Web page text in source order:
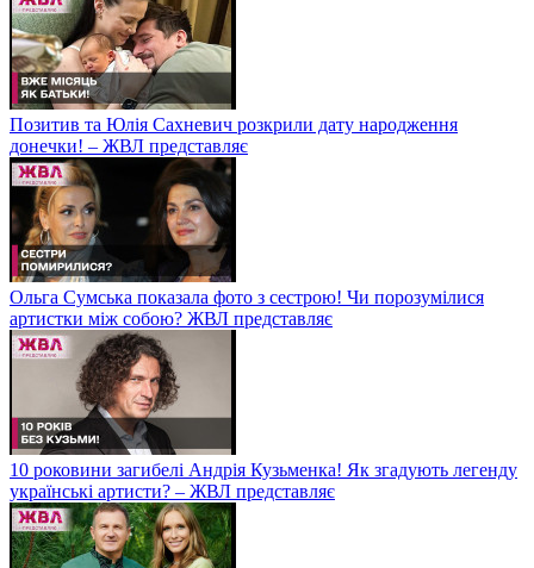
Позитив та Юлія Сахневич розкрили дату народження
донечки! – ЖВЛ представляє
Ольга Сумська показала фото з сестрою! Чи порозумілися
артистки між собою? ЖВЛ представляє
10 роковини загибелі Андрія Кузьменка! Як згадують легенду
українські артисти? – ЖВЛ представляє